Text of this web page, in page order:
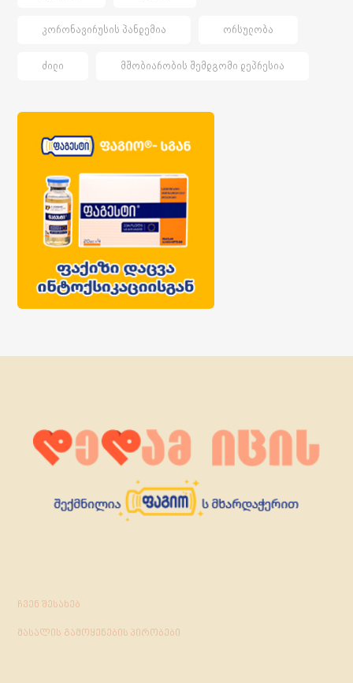
ᲙᲝᲠᲝᲜᲐᲕᲘᲠᲣᲡᲘᲡ ᲞᲐᲜᲓᲔᲛᲘᲐ ᲝᲠᲡᲣᲚᲝᲑᲐ
ᲫᲘᲚᲘ ᲛᲨᲝᲑᲘᲐᲠᲝᲑᲘᲡ ᲨᲔᲛᲓᲒᲝᲛᲘ ᲓᲔᲞᲠᲔᲡᲘᲐ
ჩვენ შესახებ
მასალის გამოყენების პირობები